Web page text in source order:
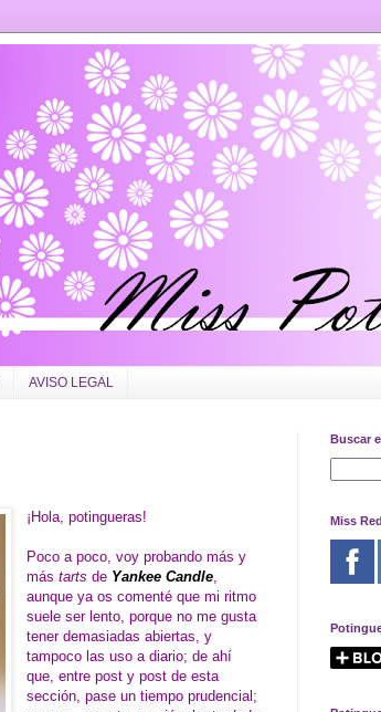
AVISO LEGAL
¡Hola, potingueras!
Poco a poco, voy probando más y
mástarts de Yankee Candle,
aunque ya os comenté que mi ritmo
suele ser lento, porque no me gusta
tener demasiadas abiertas, y
tampoco las uso a diario; de ahí
que, entre post y post de esta
sección, pase un tiempo prudencial;
Buscar
Miss